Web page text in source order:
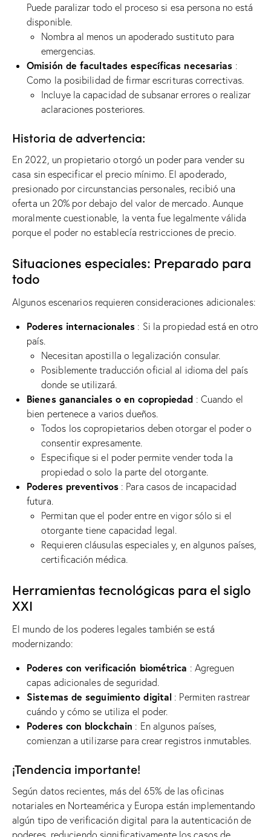
Puede paralizar todo el proceso si esa persona no está
disponible.
Nombra al menos un apoderado sustituto para
emergencias.
Omisión de facultades específicas necesarias :
Como la posibilidad de firmar escrituras correctivas.
Incluye la capacidad de subsanar errores o realizar
aclaraciones posteriores.
Historia de advertencia:
En 2022, un propietario otorgó un poder para vender su
casa sin especificar el precio mínimo. El apoderado,
presionado por circunstancias personales, recibió una
oferta un 20% por debajo del valor de mercado. Aunque
moralmente cuestionable, la venta fue legalmente válida
porque el poder no establecía restricciones de precio.
Situaciones especiales: Preparado para
todo
Algunos escenarios requieren consideraciones adicionales:
Poderes internacionales : Si la propiedad está en otro
país.
Necesitan apostilla o legalización consular.
Posiblemente traducción oficial al idioma del país
donde se utilizará.
Bienes gananciales o en copropiedad : Cuando el
bien pertenece a varios dueños.
Todos los copropietarios deben otorgar el poder o
consentir expresamente.
Especifique si el poder permite vender toda la
propiedad o solo la parte del otorgante.
Poderes preventivos: Para casos de incapacidad
futura.
Permitan que el poder entre en vigor sólo si el
otorgante tiene capacidad legal.
Requieren cláusulas especiales y, en algunos países,
certificación médica.
Herramientas tecnológicas para el siglo
XXI
El mundo de los poderes legales también se está
modernizando:
Poderes con verificación biométrica : Agreguen
capas adicionales de seguridad.
Sistemas de seguimiento digital : Permiten rastrear
cuándo y cómo se utiliza el poder.
Poderes con blockchain : En algunos países,
comienzan a utilizarse para crear registros inmutables.
¡Tendencia importante!
Según datos recientes, más del 65% de las oficinas
notariales en Norteamérica y Europa están implementando
algún tipo de verificación digital para la autenticación de
poderes, reduciendo significativamente los casos de